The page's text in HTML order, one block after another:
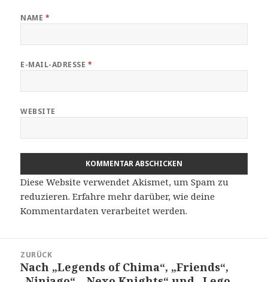
NAME *
E-MAIL-ADRESSE *
WEBSITE
Diese Website verwendet Akismet, um Spam zu
reduzieren.Erfahre mehr darüber, wie deine
Kommentardaten verarbeitet werden.
ZURÜCK
Vorheriger
Nach „Legends of Chima“, „Friends“,